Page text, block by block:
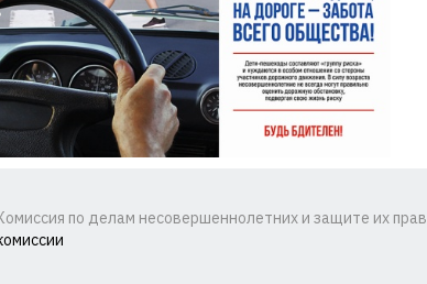
по делам несовершеннолетних и защите их прав